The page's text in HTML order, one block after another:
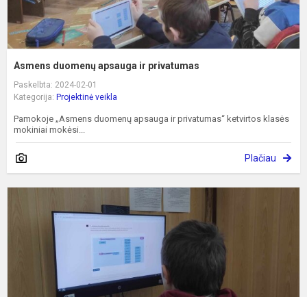
Asmens duomenų apsauga ir privatumas
Paskelbta: 2024-02-01
Kategorija: Projektinė veikla
Pamokoje „Asmens duomenų apsauga ir privatumas“ ketvirtos klasės
mokiniai mokėsi...
Plačiau